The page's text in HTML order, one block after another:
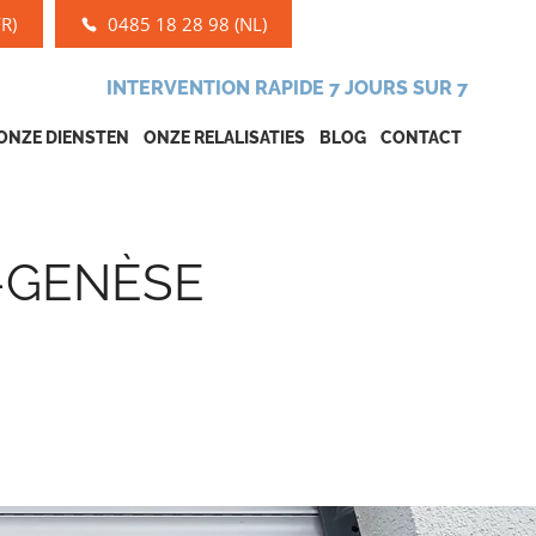
0485 18 28 98 (NL)
INTERVENTION RAPIDE 7 JOURS SUR 7
DIENSTEN ONZE RELALISATIES BLOG CONTACT